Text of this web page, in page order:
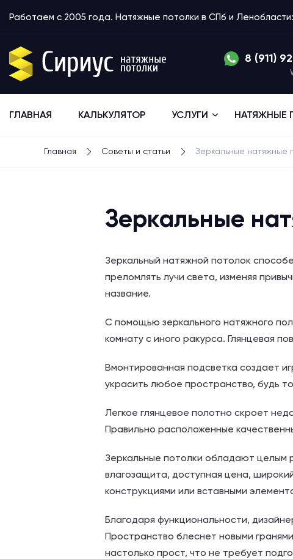
Работаем с 2005 года. Натяжные потолки в СПб и
8 (911)
ГЛАВНАЯ КАЛЬКУЛЯТОР УСЛУГИ НАТЯЖНЫЕ
Главная Советы и статьи Зеркальные натяжные
Зеркальные
Зеркальный натяжной потолок
преломлять лучи света, изменяя
название.
С помощью зеркального натяжного
комнату с иного ракурса. Глянцевая
Вмонтированная подсветка создает
украсить любое пространство, будь
Легкое глянцевое полотно скроет
Правильно расположенные
Зеркальные потолки обладают целым
влагозащита, доступная цена,
конструкциями или вставными
Благодаря функциональности,
Пространство блеснет новыми
настолько прост, что не требует